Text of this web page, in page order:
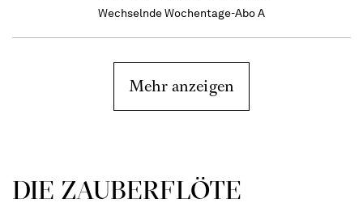
Wechselnde Wochentage-Abo A
Mehr anzeigen
DIE ZAUBER­FLÖTE